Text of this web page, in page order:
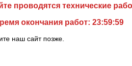
проводятся технические
окончания работ: 23:59:59
наш сайт позже.